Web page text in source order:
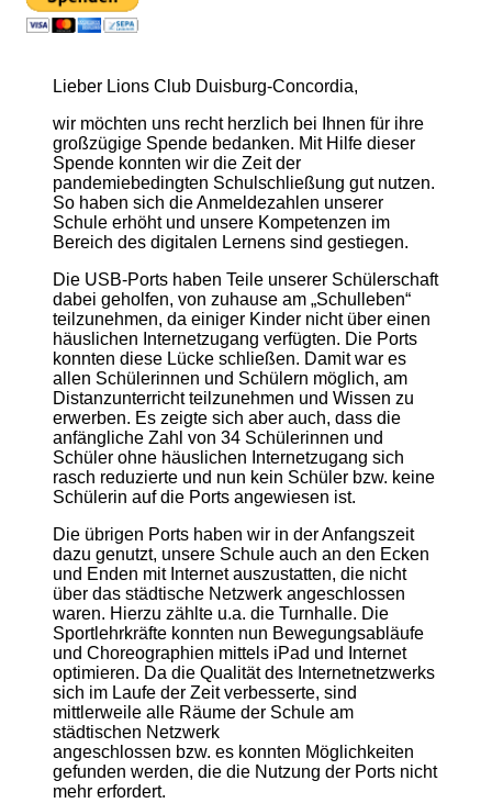
Lieber Lions Club Duisburg-Concordia,
wir möchten uns recht herzlich bei Ihnen für ihre
großzügige Spende bedanken. Mit Hilfe dieser
Spende konnten wir die Zeit der
pandemiebedingten Schulschließung gut nutzen.
So haben sich die Anmeldezahlen unserer
Schule erhöht und unsere Kompetenzen im
Bereich des digitalen Lernens sind gestiegen.
Die USB-Ports haben Teile unserer Schülerschaft
dabei geholfen, von zuhause am „Schulleben“
teilzunehmen, da einiger Kinder nicht über einen
häuslichen Internetzugang verfügten. Die Ports
konnten diese Lücke schließen. Damit war es
allen Schülerinnen und Schülern möglich, am
Distanzunterricht teilzunehmen und Wissen zu
erwerben. Es zeigte sich aber auch, dass die
anfängliche Zahl von 34 Schülerinnen und
Schüler ohne häuslichen Internetzugang sich
rasch reduzierte und nun kein Schüler bzw. keine
Schülerin auf die Ports angewiesen ist.
Die übrigen Ports haben wir in der Anfangszeit
dazu genutzt, unsere Schule auch an den Ecken
und Enden mit Internet auszustatten, die nicht
über das städtische Netzwerk angeschlossen
waren. Hierzu zählte u.a. die Turnhalle. Die
Sportlehrkräfte konnten nun Bewegungsabläufe
und Choreographien mittels iPad und Internet
optimieren. Da die Qualität des Internetnetzwerks
sich im Laufe der Zeit verbesserte, sind
mittlerweile alle Räume der Schule am
städtischen Netzwerk
angeschlossen bzw. es konnten Möglichkeiten
gefunden werden, die die Nutzung der Ports nicht
mehr erfordert.